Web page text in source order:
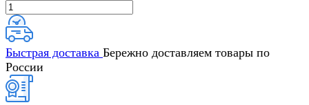
Быстрая доставка Бережно доставляем товары по
России